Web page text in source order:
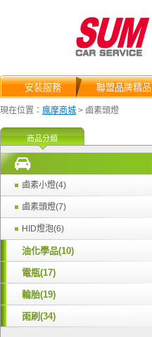
安裝服務 聯盟品牌精品
現在位置： 瘋摩商城 > 鹵素頭燈
商品分類
鹵素小燈(4)
鹵素頭燈(7)
HID燈泡(6)
油化學品(10)
電瓶(17)
輪胎(19)
雨刷(34)